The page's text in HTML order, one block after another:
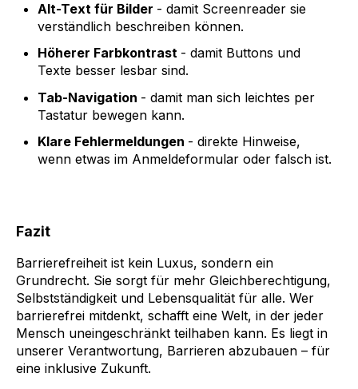
Alt-Text für Bilder - damit Screenreader sie
verständlich beschreiben können.
Höherer Farbkontrast - damit Buttons und
Texte besser lesbar sind.
Tab-Navigation - damit man sich leichtes per
Tastatur bewegen kann.
Klare Fehlermeldungen - direkte Hinweise,
wenn etwas im Anmeldeformular oder falsch ist.
Fazit
Barrierefreiheit ist kein Luxus, sondern ein
Grundrecht. Sie sorgt für mehr Gleichberechtigung,
Selbstständigkeit und Lebensqualität für alle. Wer
barrierefrei mitdenkt, schafft eine Welt, in der jeder
Mensch uneingeschränkt teilhaben kann. Es liegt in
unserer Verantwortung, Barrieren abzubauen – für
eine inklusive Zukunft.